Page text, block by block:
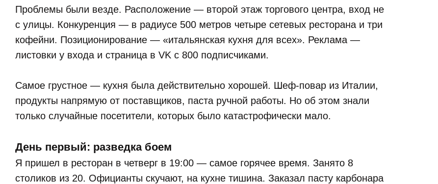
Проблемы были везде. Расположение — второй этаж торгового центра, вход не
с улицы. Конкуренция — в радиусе 500 метров четыре сетевых ресторана и три
кофейни. Позиционирование — «итальянская кухня для всех». Реклама —
листовки у входа и страница в VK с 800 подписчиками.
Самое грустное — кухня была действительно хорошей. Шеф-повар из Италии,
продукты напрямую от поставщиков, паста ручной работы. Но об этом знали
только случайные посетители, которых было катастрофически мало.
День первый: разведка боем
Я пришел в ресторан в четверг в 19:00 — самое горячее время. Занято 8
столиков из 20. Официанты скучают, на кухне тишина. Заказал пасту карбонара